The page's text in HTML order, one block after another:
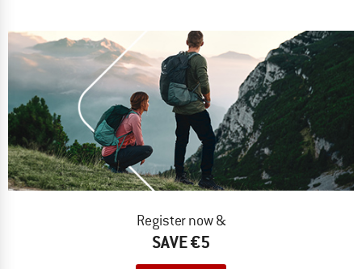
Register now &
SAVE €5